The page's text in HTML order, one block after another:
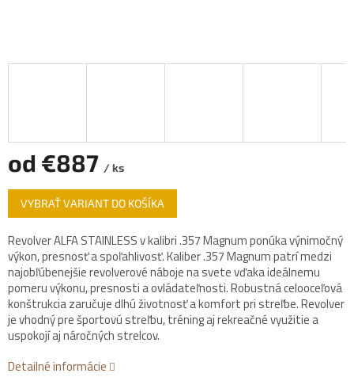
od €887 / ks
Jednotková
cena:
VYBRAŤ VARIANT DO KOŠÍKA
Revolver ALFA STAINLESS v kalibri .357 Magnum ponúka výnimočný
výkon, presnosť a spoľahlivosť. Kaliber .357 Magnum patrí medzi
najobľúbenejšie revolverové náboje na svete vďaka ideálnemu
pomeru výkonu, presnosti a ovládateľnosti. Robustná celooceľová
konštrukcia zaručuje dlhú životnosť a komfort pri streľbe. Revolver
je vhodný pre športovú streľbu, tréning aj rekreačné využitie a
uspokojí aj náročných strelcov.
Detailné informácie